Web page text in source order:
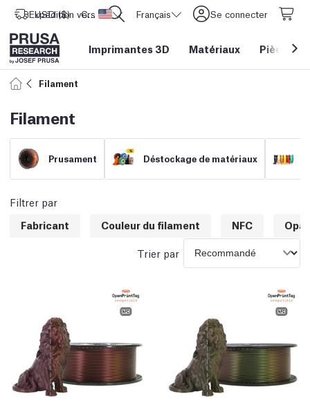
Expédition vers Etats-Unis d'Amérique
USD ($) CORE One L: Maintenant en stock ! Français Se connecter
Imprimantes 3D Matériaux Pièces&
Filament
Filament
Prusament Déstockage de matériaux
Filtrer par
Fabricant
Couleur du filament NFC
Trier par